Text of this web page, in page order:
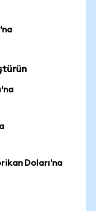
Doları'na